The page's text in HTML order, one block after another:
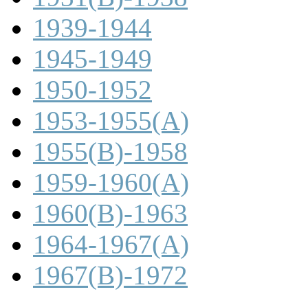
1939-1944
1945-1949
1950-1952
1953-1955(A)
1955(B)-1958
1959-1960(A)
1960(B)-1963
1964-1967(A)
1967(B)-1972